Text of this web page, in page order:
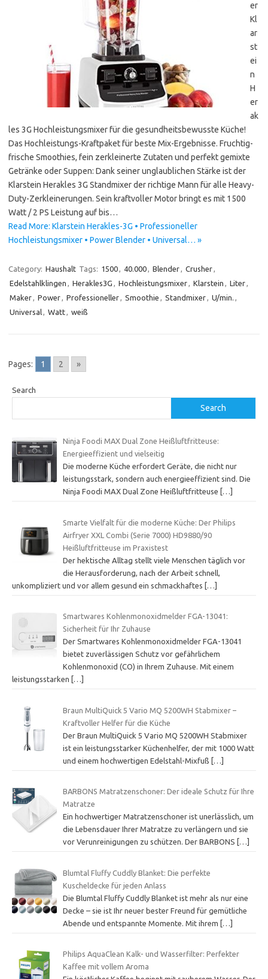
er
Kl
ar
st
ei
n
H
er
ak
les 3G Hochleistungsmixer für die gesundheitsbewusste Küche!
Das Hochleistungs-Kraftpaket für beste Mix-Ergebnisse. Fruchtig-
frische Smoothies, fein zerkleinerte Zutaten und perfekt gemixte
Getränke oder Suppen: Dank seiner unglaublichen Stärke ist der
Klarstein Herakles 3G Standmixer der richtige Mann für alle Heavy-
Duty-Zerkleinerungen. Sein kraftvoller Motor bringt es mit 1500
Watt / 2 PS Leistung auf bis…
Read More: Klarstein Herakles-3G • Professioneller
Hochleistungsmixer • Power Blender • Universal… »
Category: Haushalt Tags: 1500, 40.000, Blender, Crusher,
Edelstahlklingen , Herakles3G , Hochleistungsmixer, Klarstein , Liter,
Maker, Power, Professioneller, Smoothie , Standmixer, U/min. ,
Universal, Watt, weiß
Pages: 1 2 »
Search
Search
Ninja Foodi MAX Dual Zone Heißluftfritteuse:
Energieeffizient und vielseitig
Die moderne Küche erfordert Geräte, die nicht nur
leistungsstark, sondern auch energieeffizient sind. Die
Ninja Foodi MAX Dual Zone Heißluftfritteuse
[…]
Smarte Vielfalt für die moderne Küche: Der Philips
Airfryer XXL Combi (Serie 7000) HD9880/90
Heißluftfritteuse im Praxistest
Der hektische Alltag stellt viele Menschen täglich vor
die Herausforderung, nach der Arbeit schnell,
unkompliziert und vor allem gesund ein schmackhaftes […]
Smartwares Kohlenmonoxidmelder FGA-13041:
Sicherheit für Ihr Zuhause
Der Smartwares Kohlenmonoxidmelder FGA-13041
bietet zuverlässigen Schutz vor gefährlichem
Kohlenmonoxid (CO) in Ihrem Zuhause. Mit einem
leistungsstarken
[…]
Braun MultiQuick 5 Vario MQ 5200WH Stabmixer –
Kraftvoller Helfer für die Küche
Der Braun MultiQuick 5 Vario MQ 5200WH Stabmixer
ist ein leistungsstarker Küchenhelfer, der mit 1000 Watt
und einem hochwertigen Edelstahl-Mixfuß […]
BARBONS Matratzenschoner: Der ideale Schutz für Ihre
Matratze
Ein hochwertiger Matratzenschoner ist unerlässlich, um
die Lebensdauer Ihrer Matratze zu verlängern und sie
vor Verunreinigungen zu schützen. Der BARBONS
[…]
Blumtal Fluffy Cuddly Blanket: Die perfekte
Kuscheldecke für jeden Anlass
Die Blumtal Fluffy Cuddly Blanket ist mehr als nur eine
Decke – sie ist Ihr neuer bester Freund für gemütliche
Abende und entspannte Momente. Mit ihrem […]
Philips AquaClean Kalk- und Wasserfilter: Perfekter
Kaffee mit vollem Aroma